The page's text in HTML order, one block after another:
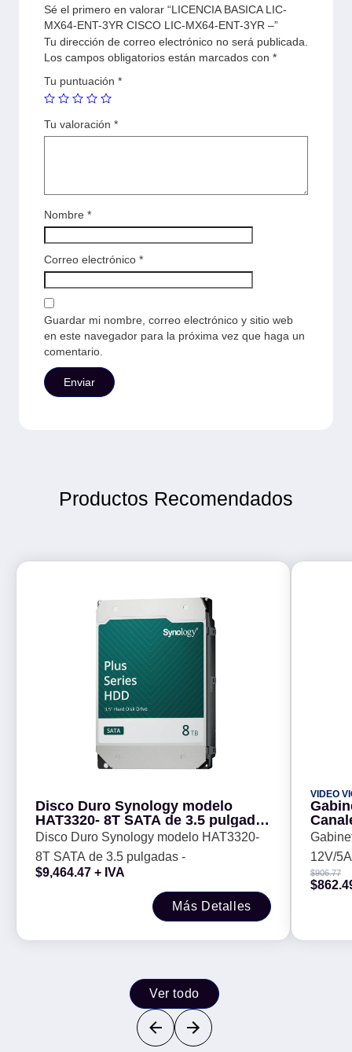
Sé el primero en valorar “LICENCIA BASICA LIC-
MX64-ENT-3YR CISCO LIC-MX64-ENT-3YR –”
Tu dirección de correo electrónico no será publicada.
Los campos obligatorios están marcados con *
Tu puntuación *
Tu valoración *
Nombre *
Correo electrónico *
Guardar mi nombre, correo electrónico y sitio web
en este navegador para la próxima vez que haga un
comentario.
Productos Recomendados
Disco Duro Synology modelo
HAT3320- 8T SATA de 3.5 pulgadas
-Disco Duro Synology modelo HAT3320-
8T SATA de 3.5 pulgadas -
$9,464.47 + IVA
Más Detalles
VIDEO
de
12V/
$906.77
$
Ver todo